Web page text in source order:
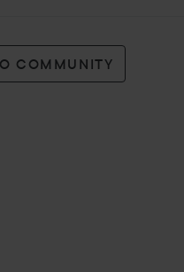
COMMUNITY